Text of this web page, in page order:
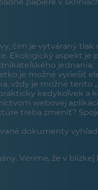
čím je vytváraný
aspekt je
jednania.
je možné vyriešiť
vždy je možné tento
kedykoľvek a
webovej
treba zmeniť?
dokumenty
Veríme, že v